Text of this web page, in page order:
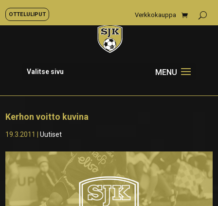
OTTELULIPUT Verkkokauppa
Valitse sivu
Kerhon voitto kuvina
19.3.2011 |Uutiset